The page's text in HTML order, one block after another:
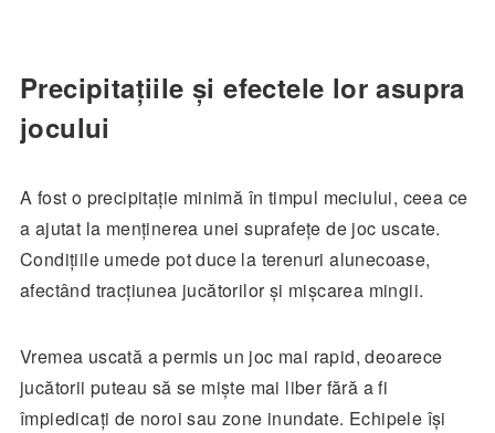
Precipitațiile și efectele lor asupra
jocului
A fost o precipitație minimă în timpul meciului, ceea ce
a ajutat la menținerea unei suprafețe de joc uscate.
Condițiile umede pot duce la terenuri alunecoase,
afectând tracțiunea jucătorilor și mișcarea mingii.
Vremea uscată a permis un joc mai rapid, deoarece
jucătorii puteau să se miște mai liber fără a fi
împiedicați de noroi sau zone inundate. Echipele își